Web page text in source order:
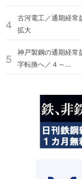
古河電工／通期経常
拡大
神戸製鋼の通期経常
字転換へ／４～...